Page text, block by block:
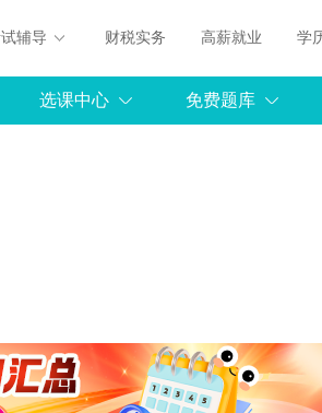
辅导 财税实务 高薪就业 学
选课中心 免费题库